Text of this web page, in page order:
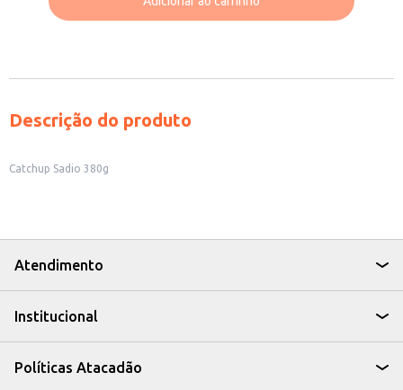
Descrição do produto
Catchup Sadio 380g
Atendimento
Institucional
Políticas Atacadão